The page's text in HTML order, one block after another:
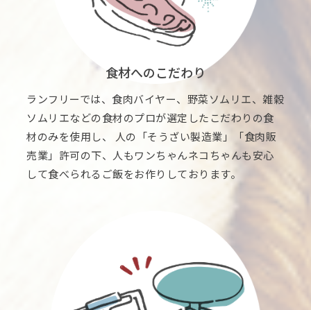
食材へのこだわり
ランフリーでは、食肉バイヤー、野菜ソムリエ、雑穀
ソムリエなどの食材のプロが選定したこだわりの食
材のみを使用し、 人の「そうざい製造業」「食肉販
売業」許可の下、人もワンちゃんネコちゃんも安心
して食べられるご飯をお作りしております。